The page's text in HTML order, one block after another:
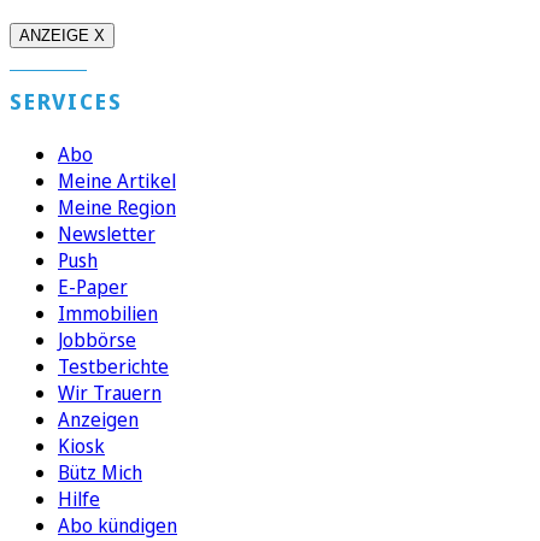
ANZEIGE X
SERVICES
Abo
Meine Artikel
Meine Region
Newsletter
Push
E-Paper
Immobilien
Jobbörse
Testberichte
Wir Trauern
Anzeigen
Kiosk
Bütz Mich
Hilfe
Abo kündigen